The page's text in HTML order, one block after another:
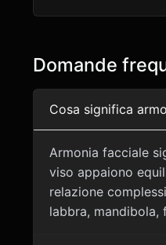
Domande
Cosa significa
Armonia facciale
viso appaiono
relazione
labbra, mandibola,